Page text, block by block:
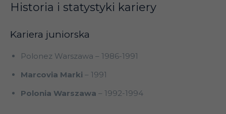
Historia i statystyki kariery
Kariera juniorska
Polonez Warszawa – 1986-1991
Marcovia Marki – 1991
Polonia Warszawa – 1992-1994